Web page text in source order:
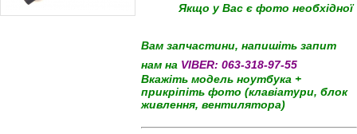
Якщо у Вас є фото необхідної
Вам запчастини, напишіть запит
нам на VIBER: 063-318-97-55
Вкажіть модель ноутбука +
прикріпіть фото (клавіатури, блок
живлення, вентилятора)